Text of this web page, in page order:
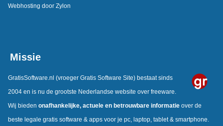
Webhosting door Zylon
Missie
GratisSoftware.nl (vroeger Gratis Software Site) bestaat sinds
2004 en is nu de grootste Nederlandse website over freeware.
Wij bieden onafhankelijke, actuele en betrouwbare informatieover de
beste legale gratis software & apps voor je pc, laptop, tablet & smartphone.